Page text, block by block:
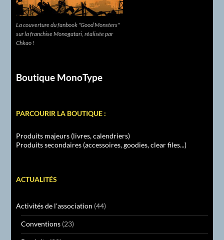
La couverture du fanbook "Good Monsters"
sur la franchise Monogatari, réalisée par
Chkao !
Boutique MonoType
PARCOURIR LA BOUTIQUE :
Produits majeurs (livres, calendriers)
Produits secondaires (accessoires, goodies, clear files...)
ACTUALITÉS
Activités de l'association (44)
Conventions (23)